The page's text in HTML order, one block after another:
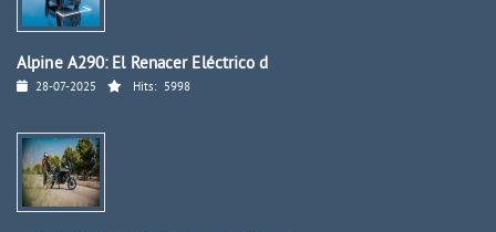
Alpine A290: El Renacer Eléctrico d
28-07-2025 Hits: 5998